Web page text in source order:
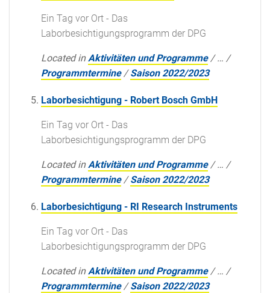
Ein Tag vor Ort - Das
Laborbesichtigungsprogramm der DPG
Located in Aktivitäten und Programme /… /
Programmtermine /Saison 2022/2023
Laborbesichtigung - Robert Bosch GmbH
Ein Tag vor Ort - Das
Laborbesichtigungsprogramm der DPG
Located in Aktivitäten und Programme /… /
Programmtermine /Saison 2022/2023
Laborbesichtigung - RI Research Instruments
Ein Tag vor Ort - Das
Laborbesichtigungsprogramm der DPG
Located in Aktivitäten und Programme /… /
Programmtermine /Saison 2022/2023